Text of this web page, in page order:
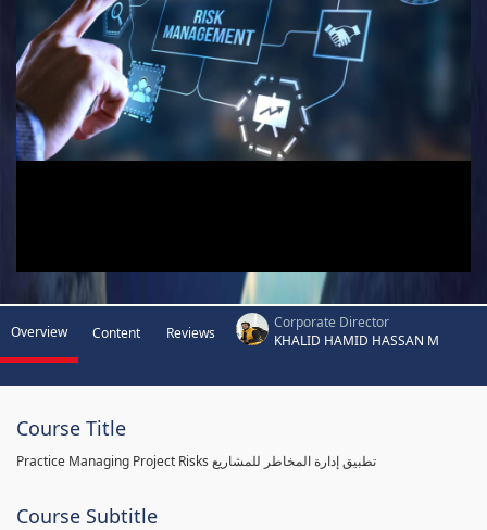
Overview Content Reviews
Corporate Director
KHALID HAMID HASSAN M
Course Title
Practice Managing Project Risks تطبيق إدارة المخاطر للمشاريع
Course Subtitle